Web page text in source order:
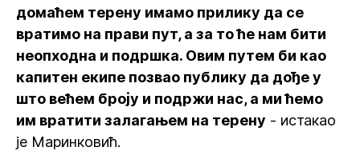
домаћем терену имамо прилику да се
вратимо на прави пут, а за то ће нам бити
неопходна и подршка. Овим путем би као
капитен екипе позвао публику да дође у
што већем броју и подржи нас, а ми ћемо
им вратити залагањем на терену - истакао
је Маринковић.